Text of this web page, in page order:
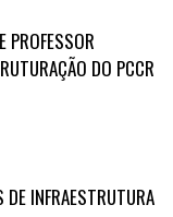
PROFESSOR
DO PCCR
INFRAESTRUTURA